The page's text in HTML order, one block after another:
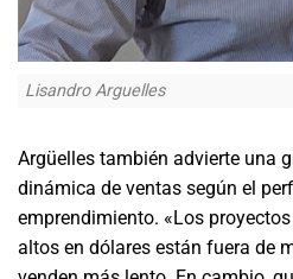
Lisandro Arguelles
Argüelles también advierte una
dinámica de ventas según el
emprendimiento. «Los
altos en dólares están fuera de